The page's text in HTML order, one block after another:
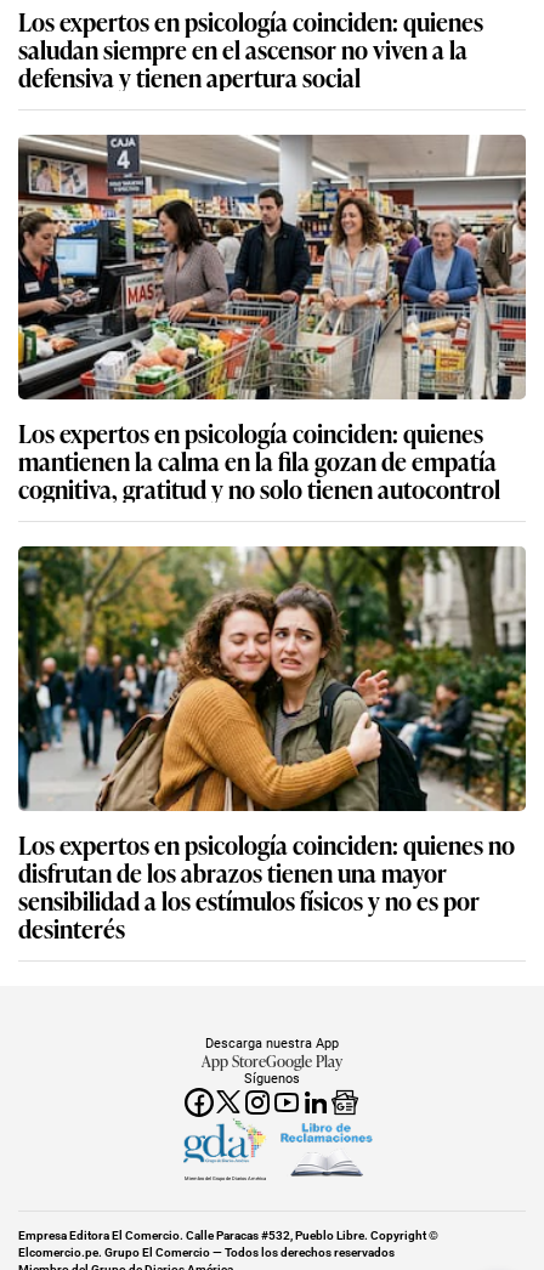
Los expertos en psicología coinciden: quienes
saludan siempre en el ascensor no viven a la
defensiva y tienen apertura social
Los expertos en psicología coinciden: quienes
mantienen la calma en la fila gozan de empatía
cognitiva, gratitud y no solo tienen autocontrol
Los expertos en psicología coinciden: quienes no
disfrutan de los abrazos tienen una mayor
sensibilidad a los estímulos físicos y no es por
desinterés
Síguenos
Descarga nuestra App
App StoreGoogle Play
Miembro del Grupo de Diarios América
Empresa Editora El Comercio. Calle Paracas #532, Pueblo Libre. Copyright ©
Elcomercio.pe. Grupo El Comercio — Todos los derechos reservados